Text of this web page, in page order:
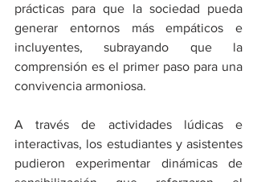
prácticas para que la sociedad pueda
generar entornos más empáticos e
incluyentes, subrayando que la
comprensión es el primer paso para una
convivencia armoniosa.
​A través de actividades lúdicas e
interactivas, los estudiantes y asistentes
pudieron experimentar dinámicas de